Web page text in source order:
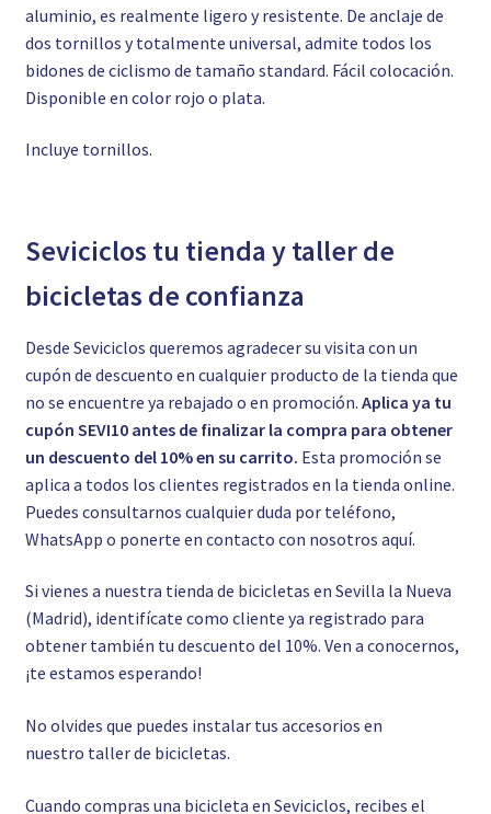
aluminio, es realmente ligero y resistente. De anclaje de
dos tornillos y totalmente universal, admite todos los
bidones de ciclismo de tamaño standard. Fácil colocación.
Disponible en color rojo o plata.
Incluye tornillos.
Seviciclos tu tienda y taller de
bicicletas de confianza
Desde Seviciclos queremos agradecer su visita con un
cupón de descuento en cualquier producto de la tienda que
no se encuentre ya rebajado o en promoción. Aplica ya tu
cupón SEVI10 antes de finalizar la compra para obtener
un descuento del 10% en su carrito. Esta promoción se
aplica a todos los clientes registrados en la tienda online.
Puedes consultarnos cualquier duda por teléfono,
WhatsApp o ponerte en contacto con nosotros aquí.
Si vienes a nuestra tienda de bicicletas en Sevilla la Nueva
(Madrid), identifícate como cliente ya registrado para
obtener también tu descuento del 10%. Ven a conocernos,
¡te estamos esperando!
No olvides que puedes instalar tus accesorios en
nuestro taller de bicicletas.
Cuando compras una bicicleta en Seviciclos, recibes el